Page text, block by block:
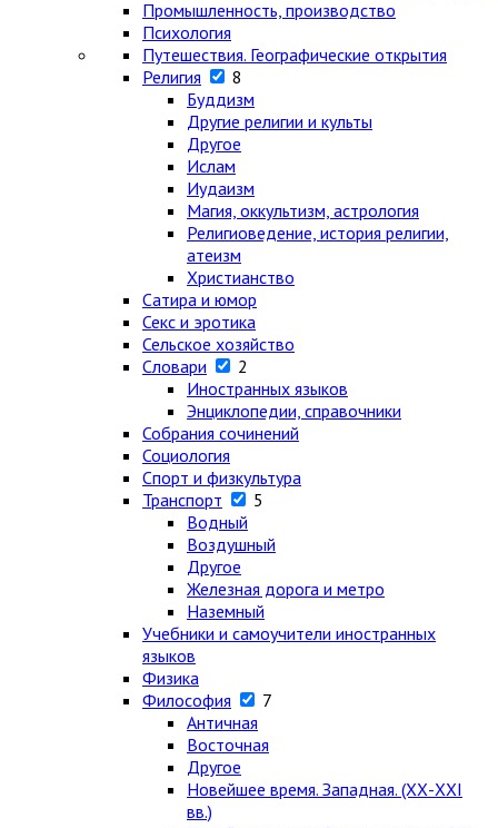
Промышленность, производство
Психология
Путешествия. Географические открытия
Религия
8
Буддизм
Другие религии и культы
Другое
Ислам
Иудаизм
Магия, оккультизм, астрология
Религиоведение, история религии,
атеизм
Христианство
Сатира и юмор
Секс и эротика
Сельское хозяйство
Словари
2
Иностранных языков
Энциклопедии, справочники
Собрания сочинений
Социология
Спорт и физкультура
Транспорт
5
Водный
Воздушный
Другое
Железная дорога и метро
Наземный
Учебники и самоучители иностранных
языков
Физика
Философия
7
Античная
Восточная
Другое
Новейшее время. Западная. (ХХ-ХХI
вв.)